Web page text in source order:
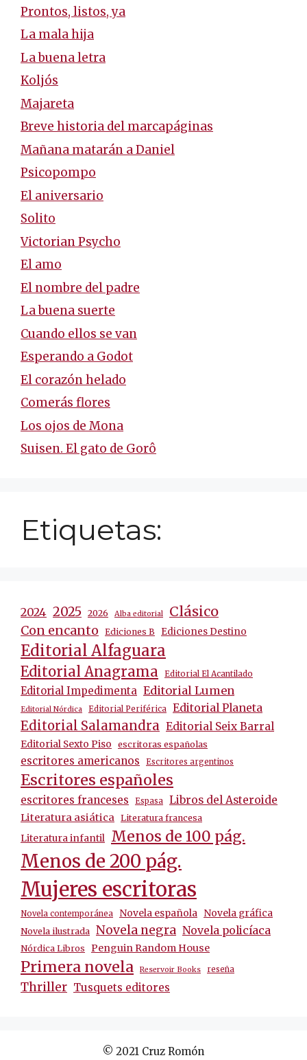
Prontos, listos, ya
La mala hija
La buena letra
Koljós
Majareta
Breve historia del marcapáginas
Mañana matarán a Daniel
Psicopompo
El aniversario
Solito
Victorian Psycho
El amo
El nombre del padre
La buena suerte
Cuando ellos se van
Esperando a Godot
El corazón helado
Comerás flores
Los ojos de Mona
Suisen. El gato de Gorô
Etiquetas:
2024 2025 2026 Alba editorial Clásico
Con encanto Ediciones B Ediciones Destino
Editorial Alfaguara
Editorial Anagrama Editorial El Acantilado
Editorial Impedimenta Editorial Lumen
Editorial Nórdica Editorial Periférica Editorial Planeta
Editorial Salamandra Editorial Seix Barral
Editorial Sexto Piso escritoras españolas
escritores americanos Escritores argentinos
Escritores españoles
escritores franceses Espasa Libros del Asteroide
Literatura asiática Literatura francesa
Literatura infantil Menos de 100 pág.
Menos de 200 pág.
Mujeres escritoras
Novela contemporánea Novela española Novela gráfica
Novela ilustrada Novela negra Novela policíaca
Nórdica Libros Penguin Random House
Primera novela Reservoir Books reseña
Thriller Tusquets editores
© 2021 Cruz Romón